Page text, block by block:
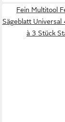
Fein Multitool
Sägeblatt
à 3 Stück